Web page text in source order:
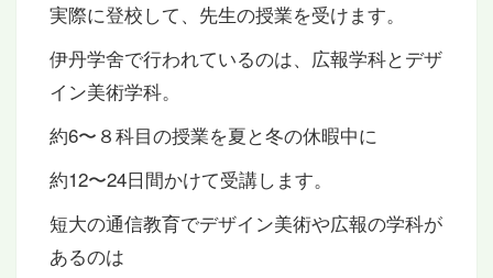
実際に登校して、先生の授業を受けます。
伊丹学舍で行われているのは、広報学科とデザ
イン美術学科。
約6〜８科目の授業を夏と冬の休暇中に
約12〜24日間かけて受講します。
短大の通信教育でデザイン美術や広報の学科が
あるのは